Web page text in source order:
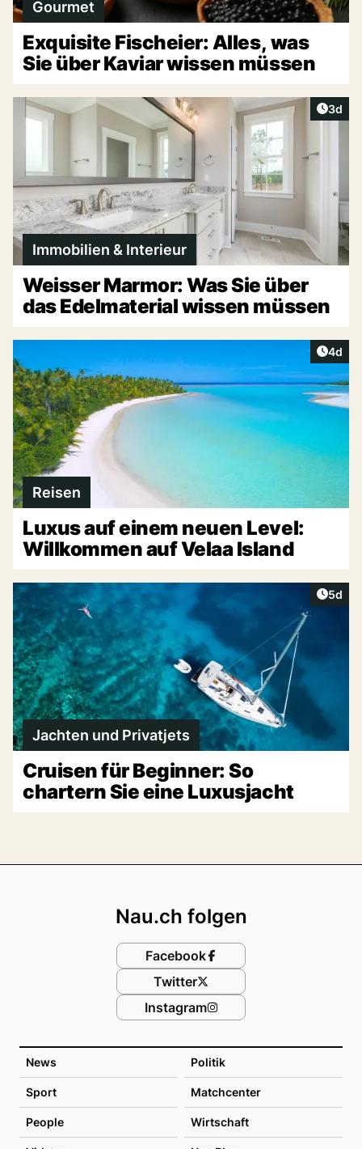
Gourmet
Exquisite Fischeier: Alles, was
Sie über Kaviar wissen müssen
3d
Immobilien & Interieur
Weisser Marmor: Was Sie über
das Edelmaterial wissen müssen
4d
Reisen
Luxus auf einem neuen Level:
Willkommen auf Velaa Island
5d
Jachten und Privatjets
Cruisen für Beginner: So
chartern Sie eine Luxusjacht
News Politik
Sport Matchcenter
People Wirtschaft
Nau.ch folgen
Facebook
Twitter
Instagram